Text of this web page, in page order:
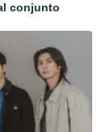
conjunto